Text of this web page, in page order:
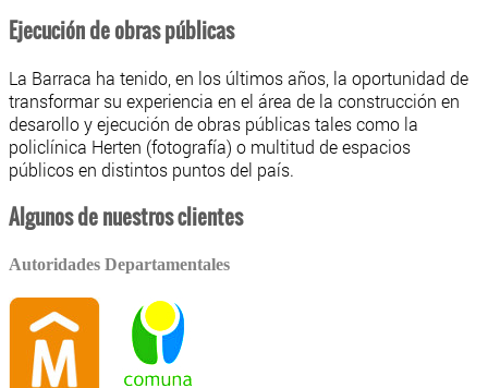
Ejecución de obras públicas
La Barraca ha tenido, en los últimos años, la oportunidad de
transformar su experiencia en el área de la construcción en
desarollo y ejecución de obras públicas tales como la
policlínica Herten (fotografía) o multitud de espacios
públicos en distintos puntos del país.
Algunos de nuestros clientes
Autoridades Departamentales